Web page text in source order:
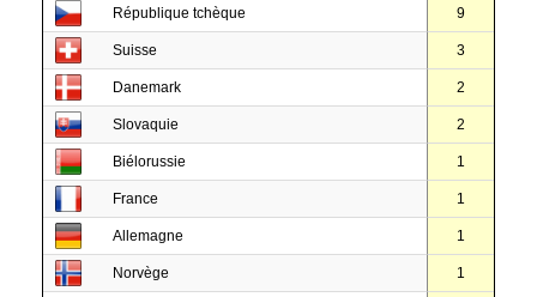
République tchèque 9
Suisse 3
Danemark 2
Slovaquie 2
Biélorussie 1
France 1
Allemagne 1
Norvège 1